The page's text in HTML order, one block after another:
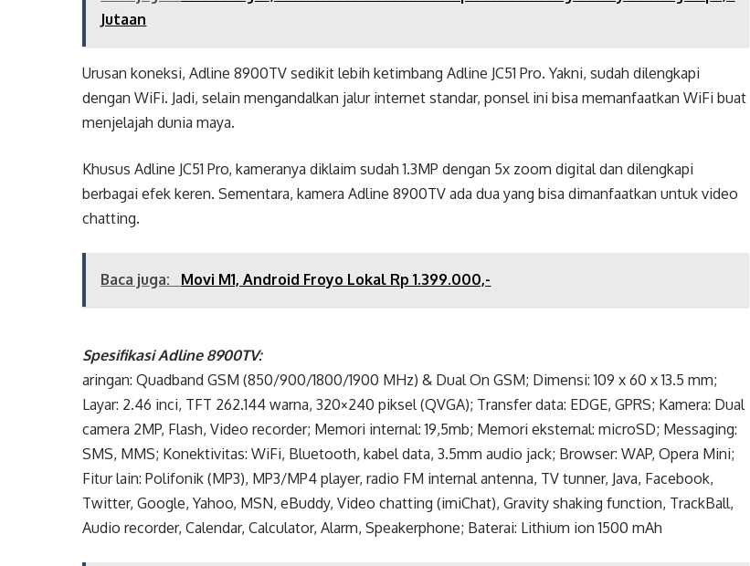
Jutaan
Urusan koneksi, Adline 8900TV sedikit lebih ketimbang Adline JC51 Pro. Yakni, sudah dilengkapi
dengan WiFi. Jadi, selain mengandalkan jalur internet standar, ponsel ini bisa memanfaatkan WiFi buat
menjelajah dunia maya.
Khusus Adline JC51 Pro, kameranya diklaim sudah 1.3MP dengan 5x zoom digital dan dilengkapi
berbagai efek keren. Sementara, kamera Adline 8900TV ada dua yang bisa dimanfaatkan untuk video
chatting.
Baca juga: Movi M1, Android Froyo Lokal Rp 1.399.000,-
Spesifikasi Adline 8900TV:
aringan: Quadband GSM (850/900/1800/1900 MHz) & Dual On GSM; Dimensi: 109 x 60 x 13.5 mm;
Layar: 2.46 inci, TFT 262.144 warna, 320×240 piksel (QVGA); Transfer data: EDGE, GPRS; Kamera: Dual
camera 2MP, Flash, Video recorder; Memori internal: 19,5mb; Memori eksternal: microSD; Messaging:
SMS, MMS; Konektivitas: WiFi, Bluetooth, kabel data, 3.5mm audio jack; Browser: WAP, Opera Mini;
Fitur lain: Polifonik (MP3), MP3/MP4 player, radio FM internal antenna, TV tunner, Java, Facebook,
Twitter, Google, Yahoo, MSN, eBuddy, Video chatting (imiChat), Gravity shaking function, TrackBall,
Audio recorder, Calendar, Calculator, Alarm, Speakerphone; Baterai: Lithium ion 1500 mAh